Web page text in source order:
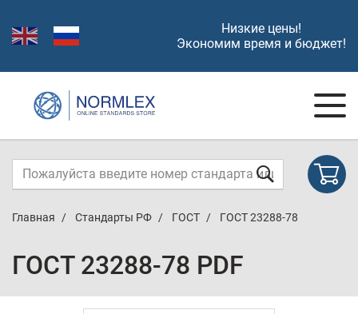
Низкие цены!
Экономим время и бюджет!
Главная Стандарты РФ ГОСТ ГОСТ 23288-78
ГОСТ 23288-78 PDF